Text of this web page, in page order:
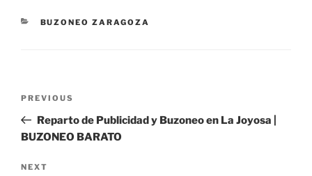
CATEGORIES
BUZONEO ZARAGOZA
Previous
Post
PREVIOUS
Reparto de Publicidad y Buzoneo en La Joyosa |
BUZONEO BARATO
Next
NEXT